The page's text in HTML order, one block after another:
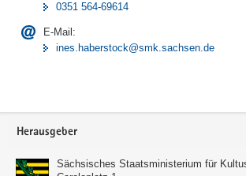
0351 564-69614
E-Mail:
ines.haberstock@smk.sachsen.de
Footer-
Herausgeber
Sächsisches Staatsministerium für